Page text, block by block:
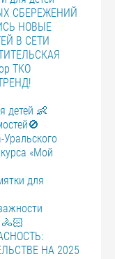
СБЕРЕЖЕНИЙ
НОВЫЕ
В СЕТИ
ТКО
детей 👶
«Мой
для
НА 2025